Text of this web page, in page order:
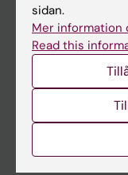
Student på KI
Medarbetarportalen
sidan.
Mer information
Read this